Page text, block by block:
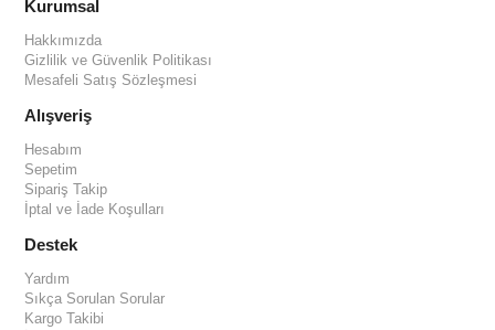
Kurumsal
Hakkımızda
Gizlilik ve Güvenlik Politikası
Mesafeli Satış Sözleşmesi
Alışveriş
Hesabım
Sepetim
Sipariş Takip
İptal ve İade Koşulları
Destek
Yardım
Sıkça Sorulan Sorular
Kargo Takibi